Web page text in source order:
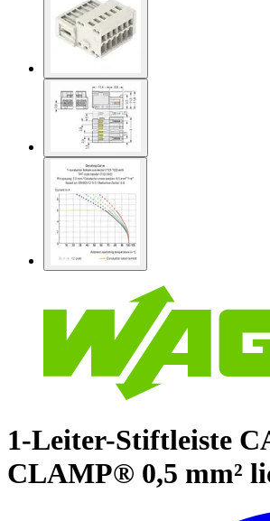
1-Leiter-Stiftleiste
CLAMP® 0,5 mm²